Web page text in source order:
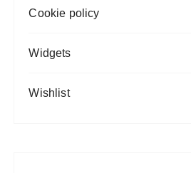
Cookie policy
Widgets
Wishlist